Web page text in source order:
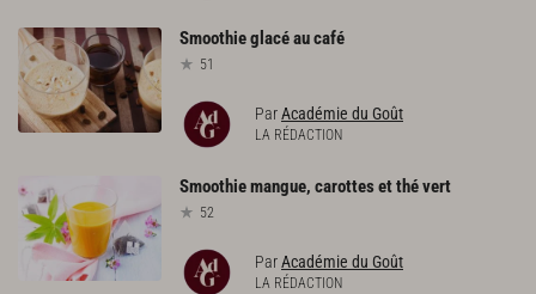
Smoothieglacéaucafé
51
ParAcadémie du Goût
LA RÉDACTION
Smoothiemangue, carottesetthévert
52
ParAcadémie du Goût
LA RÉDACTION